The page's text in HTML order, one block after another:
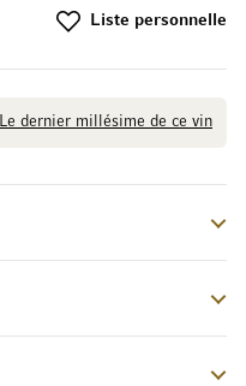
Le dernier millésime de ce vin
Liste personnelle